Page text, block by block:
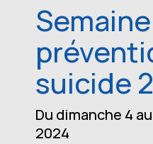
suicide
Du dimanche 4
2024